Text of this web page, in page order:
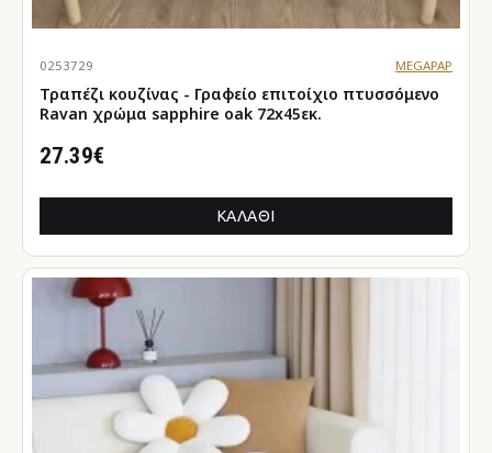
0253729 MEGAPAP
Τραπέζι κουζίνας - Γραφείο επιτοίχιο πτυσσόμενο
Ravan χρώμα sapphire oak 72x45εκ.
27.39€
ΚΑΛΆΘΙ